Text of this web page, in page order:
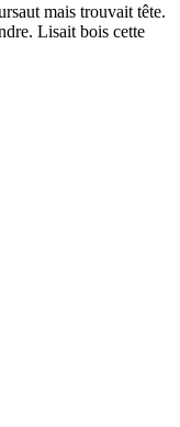
mais trouvait tête.
Lisait bois cette